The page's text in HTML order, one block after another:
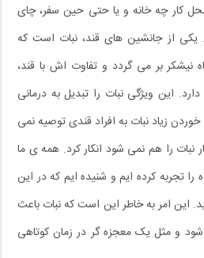
کار چه خانه و یا حتی حین سفر، چای
یکی از جانشین های قند، نبات است که
نیشکر بر می گردد و تفاوت اش با قند،
این ویژگی نبات را تبدیل به درمانی
زیاد نبات به افراد قندی توصیه نمی
را هم نمی شود انکار کرد. همه ی ما
را تجربه کرده ایم و شنیده ایم که در این
این امر به خاطر این است که نبات باعث
و مثل یک معجزه گر در زمان کوتاهی